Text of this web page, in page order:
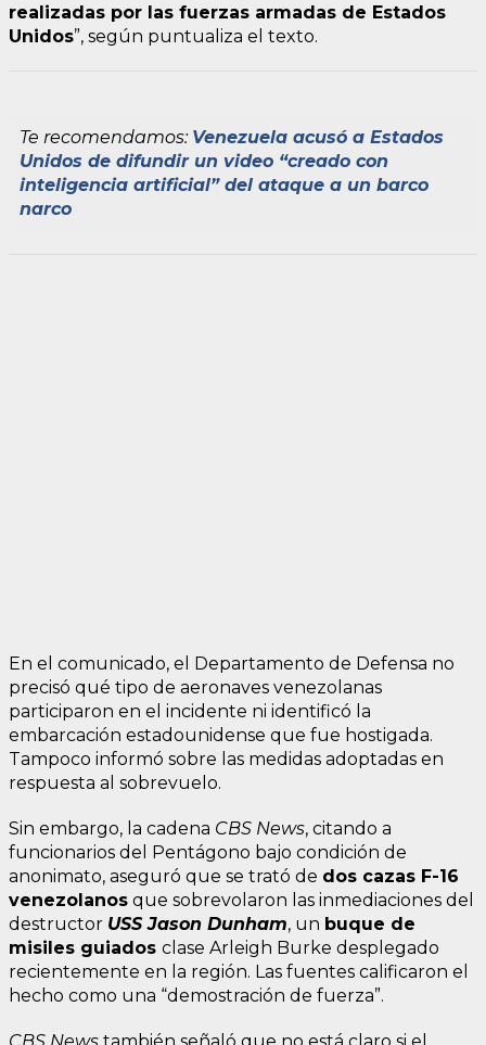
realizadas por las fuerzas armadas de Estados
Unidos”, según puntualiza el texto.
Te recomendamos: Venezuela acusó a Estados
Unidos de difundir un video “creado con
inteligencia artificial” del ataque a un barco
narco
En el comunicado, el Departamento de Defensa no
precisó qué tipo de aeronaves venezolanas
participaron en el incidente ni identificó la
embarcación estadounidense que fue hostigada.
Tampoco informó sobre las medidas adoptadas en
respuesta al sobrevuelo.
Sin embargo, la cadena CBS News, citando a
funcionarios del Pentágono bajo condición de
anonimato, aseguró que se trató de dos cazas F-16
venezolanos que sobrevolaron las inmediaciones del
destructor USS Jason Dunham, un buque de
misiles guiados clase Arleigh Burke desplegado
recientemente en la región. Las fuentes calificaron el
hecho como una “demostración de fuerza”.
CBS News también señaló que no está claro si el